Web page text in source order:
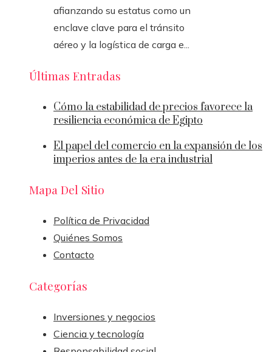
afianzando su estatus como un
enclave clave para el tránsito
aéreo y la logística de carga e...
Últimas Entradas
Cómo la estabilidad de precios favorece la
resiliencia económica de Egipto
El papel del comercio en la expansión de los
imperios antes de la era industrial
Mapa Del Sitio
Política de Privacidad
Quiénes Somos
Contacto
Categorías
Inversiones y negocios
Ciencia y tecnología